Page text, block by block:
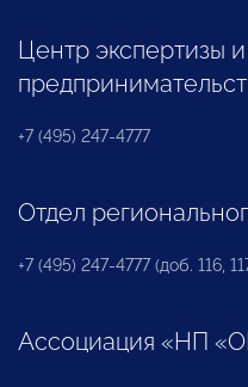
Центр экспертизы
+7 (495) 247-4777
Отдел
+7 (495) 247-4777 (доб. 116,
Ассоциация «НП